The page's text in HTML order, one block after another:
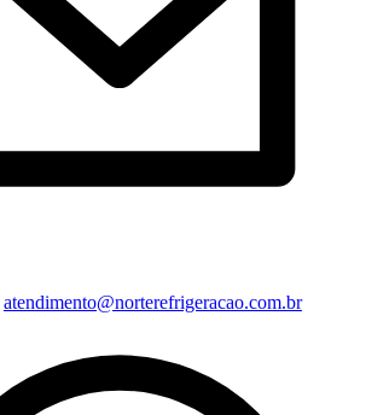
atendimento@norterefrigeracao.com.br